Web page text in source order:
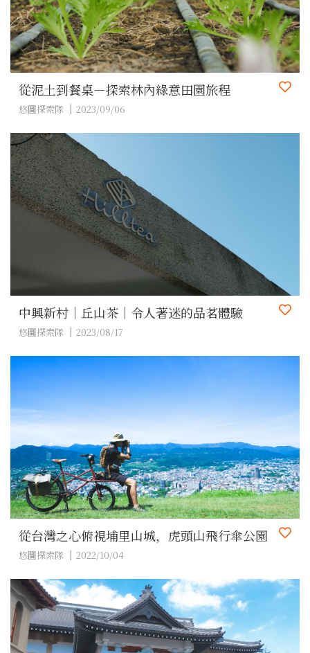
從泥土到餐桌－探索林內綠意田園旅程
悠圖探索隊 2023/09/06
中興新村｜丘山茶｜令人著迷的品茗體驗
悠圖探索隊 2023/08/17
從台灣之心俯視埔里山城，虎頭山飛行傘公園
悠圖探索隊 2022/10/04